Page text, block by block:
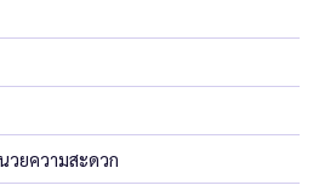
ยความสะดวก